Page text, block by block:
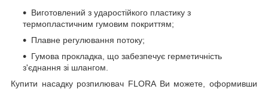
Виготовлений з ударостійкого пластику з
термопластичним гумовим покриттям;
Плавне регулювання потоку;
Гумова прокладка, що забезпечує герметичність
з'єднання зі шлангом.
Купити насадку розпилювач FLORA Ви можете, оформивши